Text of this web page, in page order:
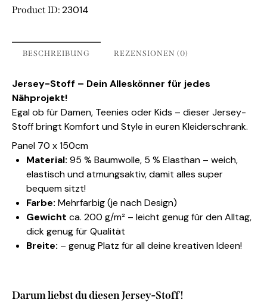
Product ID: 23014
BESCHREIBUNG REZENSIONEN (0)
Jersey-Stoff – Dein Alleskönner für jedes
Nähprojekt!
Egal ob für Damen, Teenies oder Kids – dieser Jersey-
Stoff bringt Komfort und Style in euren Kleiderschrank.
Panel 70 x 150cm
Material: 95 % Baumwolle, 5 % Elasthan – weich,
elastisch und atmungsaktiv, damit alles super
bequem sitzt!
Farbe: Mehrfarbig (je nach Design)
Gewicht ca. 200 g/m² – leicht genug für den Alltag,
dick genug für Qualität
Breite: – genug Platz für all deine kreativen Ideen!
Darum liebst du diesen Jersey-Stoff!